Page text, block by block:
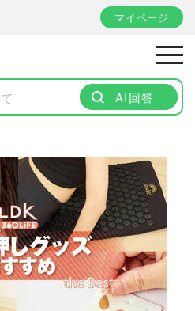
マイページ
AI回答